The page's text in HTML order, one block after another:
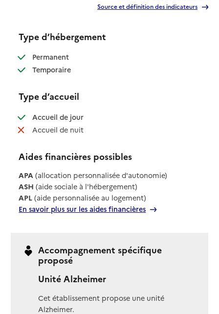
Source et définition des indicateurs
Type d’hébergement
Permanent: disponible
Temporaire: disponible
Type d’accueil
Accueil de jour: disponible
Accueil de nuit: non disponible
Aides financières possibles
APA (allocation personnalisée d'autonomie)
ASH (aide sociale à l'hébergement)
APL (aide personnalisée au logement)
En savoir plus sur les aides financières
Accompagnement spécifique
proposé
Unité Alzheimer
Cet établissement propose une unité
Alzheimer.